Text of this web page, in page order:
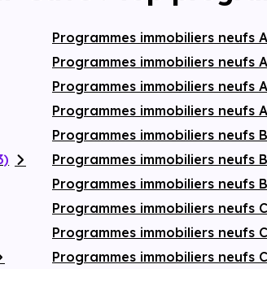
Programmes immobiliers neufs
Programmes immobiliers neufs
Programmes immobiliers neufs
Programmes immobiliers neufs
Programmes immobiliers neufs
Programmes immobiliers neufs
Programmes immobiliers neufs
Programmes immobiliers neufs
Programmes immobiliers neufs
Programmes immobiliers neufs